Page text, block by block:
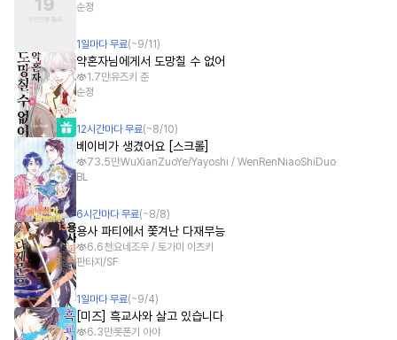
순정
1 일마다 무료(~9/11 )
약혼자님에게서 도망칠 수 없어
1.7만유즈키 준
순정
12시간마다 무료(~8/10)
베이비가 생겼어요 [스크롤]
73.5만WuXianZuoYe/Yayoshi / WenRenNiaoShiDuo
BL
6시간마다 무료(~8/8)
용사 파티에서 쫓겨난 다재무능
6.6천요네조우 / 토가미 이츠키
판타지/SF
1 일마다 무료(~9/4)
[미즈] 흑교사와 살고 있습니다
6.3만롯폰기 아야